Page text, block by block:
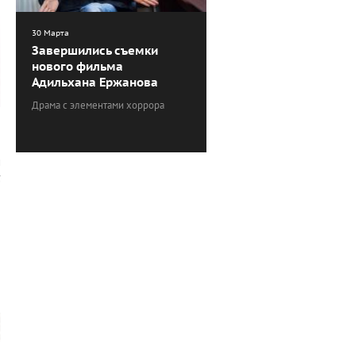
30 Марта
Завершились съемки
нового фильма
Адильхана Ержанова
Драма с элементами хоррора